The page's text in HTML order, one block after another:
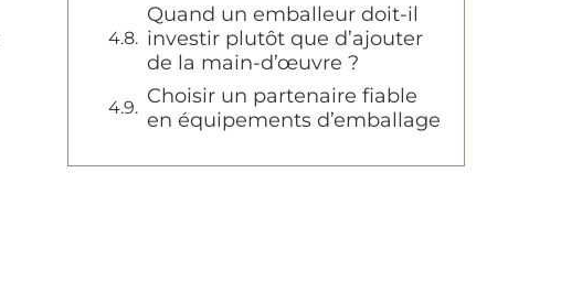
Quand un emballeur doit-il
investir plutôt que d’ajouter
de la main-d’œuvre ?
Choisir un partenaire fiable
en équipements d’emballage